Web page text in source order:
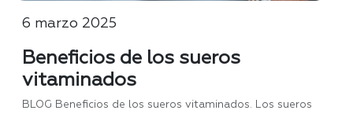
6 marzo 2025
Beneficios de los sueros
vitaminados
BLOG Beneficios de los sueros vitaminados. Los sueros